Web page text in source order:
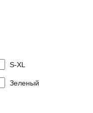
S-XL
Зеленый